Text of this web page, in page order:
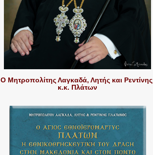
Ο Μητροπολίτης Λαγκαδά, Λητής και Ρεντίνης
κ.κ. Πλάτων